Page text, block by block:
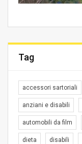
Tag
accessori sartoriali
anziani e disabili
automobili da film
dieta disabili